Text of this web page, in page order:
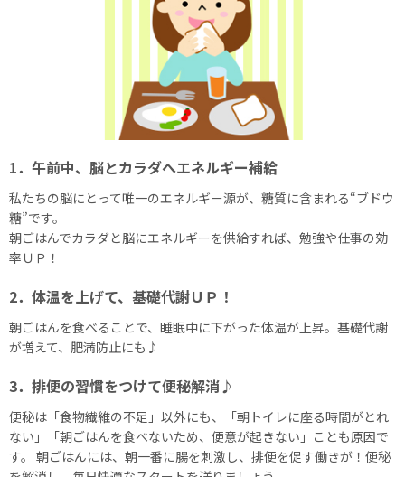
1．午前中、脳とカラダへエネルギー補給
私たちの脳にとって唯一のエネルギー源が、糖質に含まれる“ブドウ
糖”です。
朝ごはんでカラダと脳にエネルギーを供給すれば、勉強や仕事の効
率ＵＰ！
2．体温を上げて、基礎代謝ＵＰ！
朝ごはんを食べることで、睡眠中に下がった体温が上昇。基礎代謝
が増えて、肥満防止にも♪
3．排便の習慣をつけて便秘解消♪
便秘は「食物繊維の不足」以外にも、「朝トイレに座る時間がとれ
ない」「朝ごはんを食べないため、便意が起きない」ことも原因で
す。 朝ごはんには、朝一番に腸を刺激し、排便を促す働きが！便秘